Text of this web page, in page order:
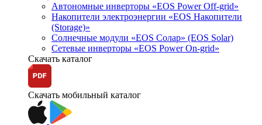
Автономные инверторы «EOS Power Off-grid»
Накопители электроэнергии «EOS Накопители
(Storage)»
Солнечные модули «EOS Солар» (EOS Solar)
Сетевые инверторы «EOS Power On-grid»
Скачать каталог
Скачать мобильный каталог